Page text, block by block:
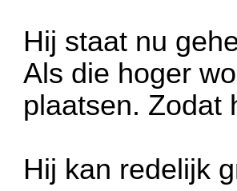
Hij staat nu
Als die hoger
plaatsen. Zodat
Hij kan redelijk